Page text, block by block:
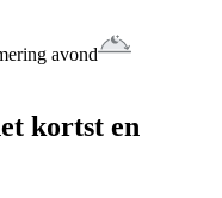
avond
kortst en